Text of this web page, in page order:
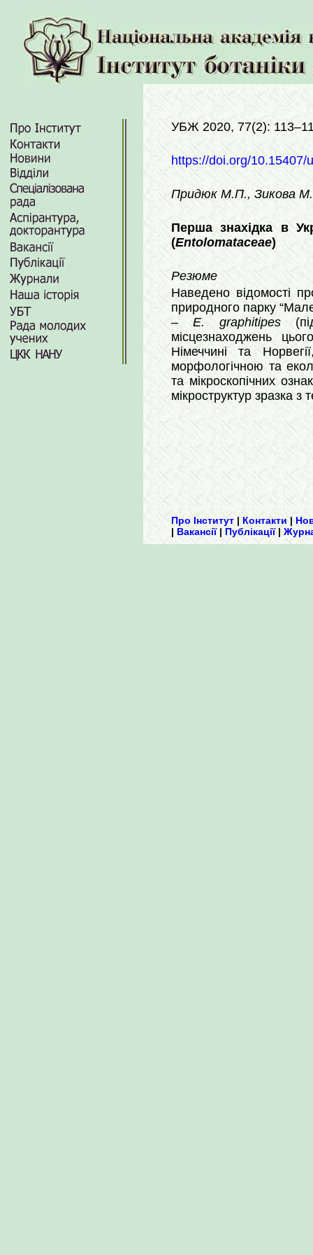
УБЖ 2020, 77(2):
https://doi.org/10.15407/
Придюк М.П., Зикова
Перша знахідка в
(Entolomataceae)
Резюме
Наведено відомості
природного парку
–E. graphitipes
місцезнаходжень
Німеччині та
морфологічною та
та мікроскопічних
мікроструктур зразка з
Про Інститут | Контакти |
| Вакансії| Публікації|